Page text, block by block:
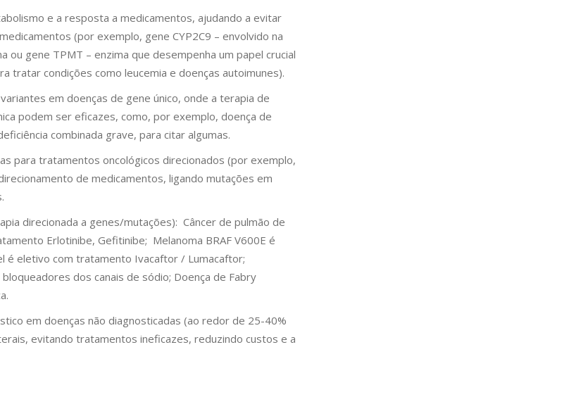
e a resposta a medicamentos, ajudando a evitar
(por exemplo, gene CYP2C9 – envolvido na
gene TPMT – enzima que desempenha um papel crucial
tratar condições como leucemia e doenças autoimunes).
em doenças de gene único, onde a terapia de
podem ser eficazes, como, por exemplo, doença de
combinada grave, para citar algumas.
para tratamentos oncológicos direcionados (por exemplo,
de medicamentos, ligando mutações em
direcionada a genes/mutações): Câncer de pulmão de
Erlotinibe, Gefitinibe; Melanoma BRAF V600E é
é eletivo com tratamento Ivacaftor / Lumacaftor;
dos canais de sódio; Doença de Fabry
em doenças não diagnosticadas (ao redor de 25-40%
evitando tratamentos ineficazes, reduzindo custos e a